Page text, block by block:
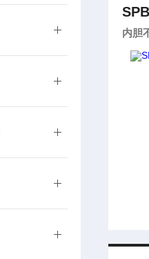
内胆